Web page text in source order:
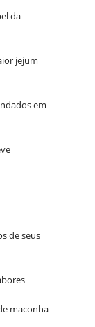
da
jejum
em
de seus
maconha